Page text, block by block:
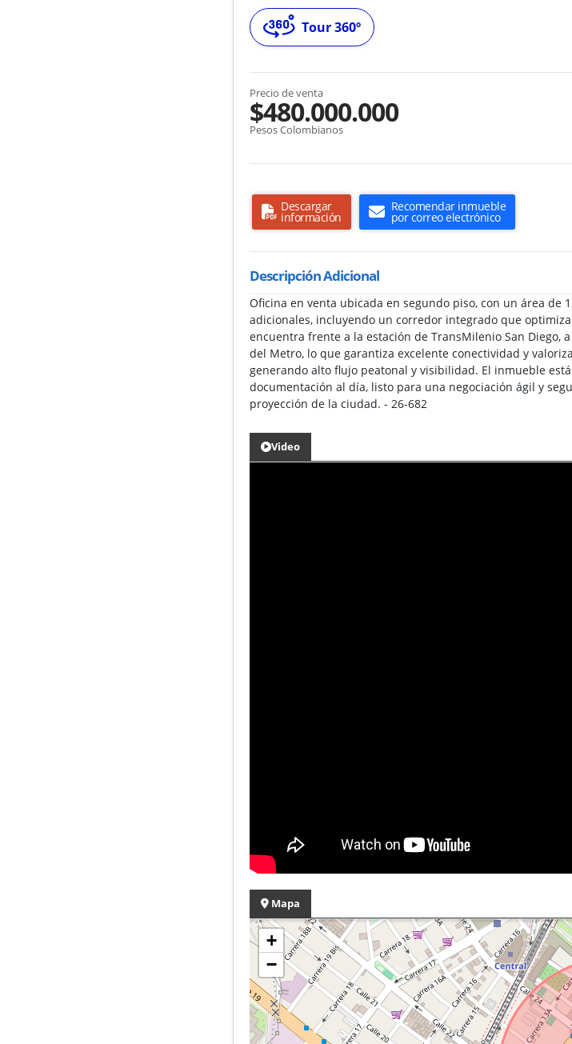
Tour 360º
Precio de venta
$480.000.000
Pesos Colombianos
Descargar
información
Recomendar inmueble
por correo electrónico
Descripción Adicional
Oficina en venta ubicada en segundo piso, con un área de
adicionales, incluyendo un corredor integrado que
encuentra frente a la estación de TransMilenio San
del Metro, lo que garantiza excelente conectividad y
generando alto flujo peatonal y visibilidad. El inmueble
documentación al día, listo para una negociación ágil y
proyección de la ciudad. - 26-682
Video
Mapa
+
−